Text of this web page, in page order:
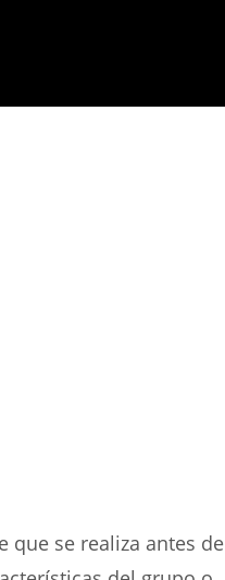
que se realiza antes de